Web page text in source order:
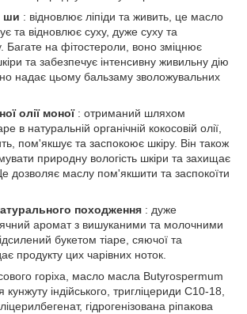
ши : відновлює ліпіди та живить, це масло
та відновлює суху, дуже суху та
Багате на фітостероли, воно зміцнює
та забезпечує інтенсивну живильну дію
надає цьому бальзаму зволожувальних
олії моної: отриманий шляхом
в натуральній органічній кокосовій олії,
пом'якшує та заспокоює шкіру. Він також
природну вологість шкіри та захищає
дозволяє маслу пом'якшити та заспокоїти
походження : дуже
аромат з вишуканими та молочними
букетом тіаре, сяючої та
продукту цих чарівних ноток.
горіха, масло масла Butyrospermum
кунжуту індійського, тригліцериди C10-18,
гідрогенізована ріпакова